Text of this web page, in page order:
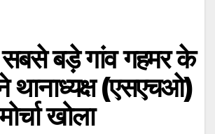
बड़े गांव गहमर के
थानाध्यक्ष (एसएचओ)
खोला